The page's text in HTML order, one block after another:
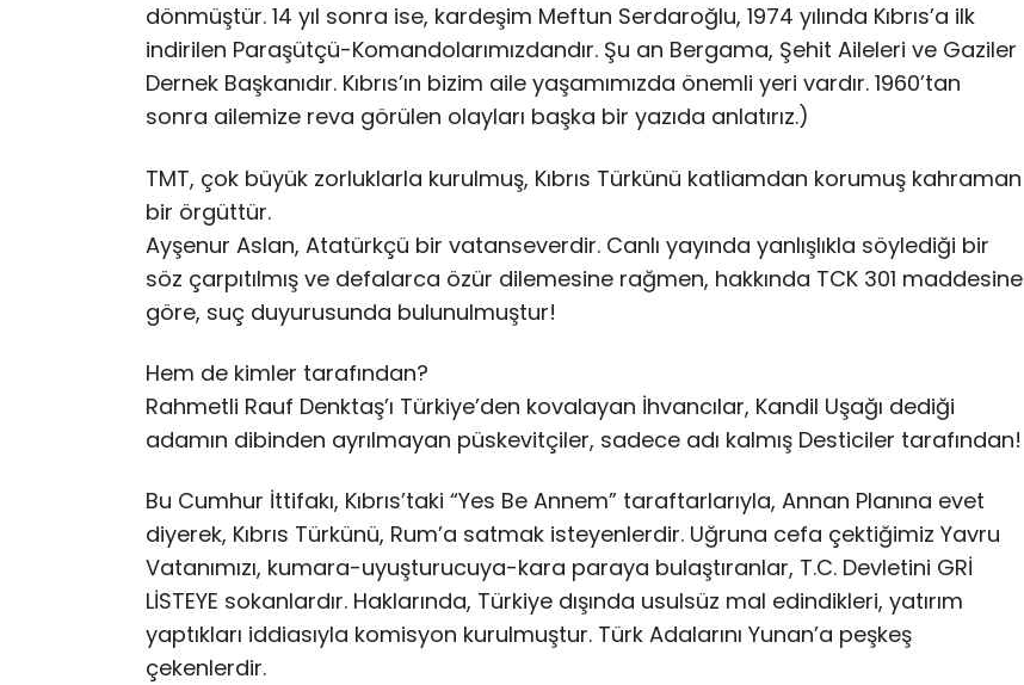
dönmüştür. 14 yıl sonra ise, kardeşim Meftun Serdaroğlu, 1974 yılında Kıbrıs’a ilk
indirilen Paraşütçü-Komandolarımızdandır. Şu an Bergama, Şehit Aileleri ve Gaziler
Dernek Başkanıdır. Kıbrıs’ın bizim aile yaşamımızda önemli yeri vardır. 1960’tan
sonra ailemize reva görülen olayları başka bir yazıda anlatırız.)
TMT, çok büyük zorluklarla kurulmuş, Kıbrıs Türkünü katliamdan korumuş kahraman
bir örgüttür.
Ayşenur Aslan, Atatürkçü bir vatanseverdir. Canlı yayında yanlışlıkla söylediği bir
söz çarpıtılmış ve defalarca özür dilemesine rağmen, hakkında TCK 301 maddesine
göre, suç duyurusunda bulunulmuştur!
Hem de kimler tarafından?
Rahmetli Rauf Denktaş’ı Türkiye’den kovalayan İhvancılar, Kandil Uşağı dediği
adamın dibinden ayrılmayan püskevitçiler, sadece adı kalmış Desticiler tarafından!
Bu Cumhur İttifakı, Kıbrıs’taki “Yes Be Annem” taraftarlarıyla, Annan Planına evet
diyerek, Kıbrıs Türkünü, Rum’a satmak isteyenlerdir. Uğruna cefa çektiğimiz Yavru
Vatanımızı, kumara-uyuşturucuya-kara paraya bulaştıranlar, T.C. Devletini GRİ
LİSTEYE sokanlardır. Haklarında, Türkiye dışında usulsüz mal edindikleri, yatırım
yaptıkları iddiasıyla komisyon kurulmuştur. Türk Adalarını Yunan’a peşkeş
çekenlerdir.